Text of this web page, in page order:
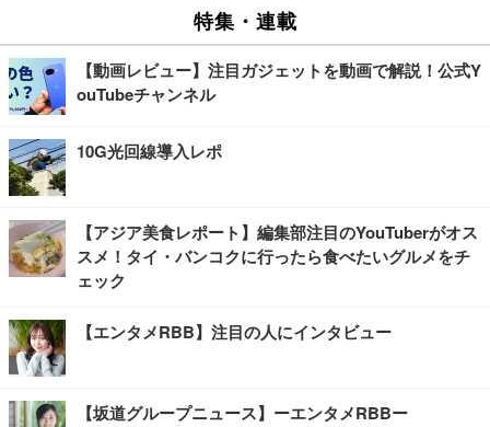
特集・連載
【動画レビュー】注目ガジェットを動画で解説！公式Y
ouTubeチャンネル
10G光回線導入レポ
【アジア美食レポート】編集部注目のYouTuberがオス
スメ！タイ・バンコクに行ったら食べたいグルメをチ
ェック
【エンタメRBB】注目の人にインタビュー
【坂道グループニュース】ーエンタメRBBー